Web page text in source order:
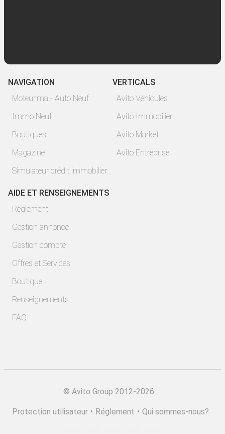
NAVIGATION
Moteur.ma - Auto Neuf
Immo Neuf
Boutiques
Magazine
Simulateur crédit immobilier
VERTICALS
Avito Véhicules
Avito Immobilier
Avito Market
Avito Entreprise
AIDE ET RENSEIGNEMENTS
Règlement
Gestion annonce
Gestion compte
Offres et Services
Boutique
Renseignements
FAQ
© Avito Group 2012-2026
Protection utilisateur • Réglement • Qui sommes-nous?